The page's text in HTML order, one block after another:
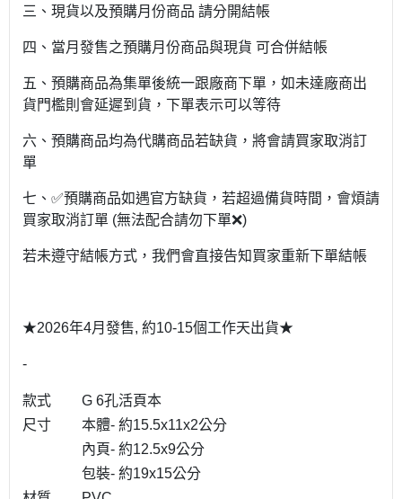
三、現貨以及預購月份商品 請分開結帳
四、當月發售之預購月份商品與現貨 可合併結帳
五、預購商品為集單後統一跟廠商下單，如未達廠商出
貨門檻則會延遲到貨，下單表示可以等待
六、預購商品均為代購商品若缺貨，將會請買家取消訂
單
七、✅預購商品如遇官方缺貨，若超過備貨時間，會煩請
買家取消訂單 (無法配合請勿下單❌)
若未遵守結帳方式，我們會直接告知買家重新下單結帳
★2026年4月發售, 約10-15個工作天出貨★
-
款式
G 6孔活頁本
尺寸
本體- 約15.5x11x2公分
內頁- 約12.5x9公分
包裝- 約19x15公分